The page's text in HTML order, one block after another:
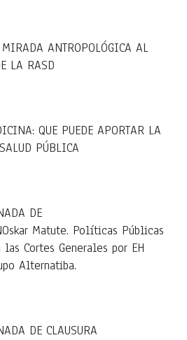
ANTROPOLÓGICA AL
LA RASD
QUE PUEDE APORTAR LA
PÚBLICA
DE
Matute. Políticas Públicas
Cortes Generales por EH
Alternatiba.
DE CLAUSURA